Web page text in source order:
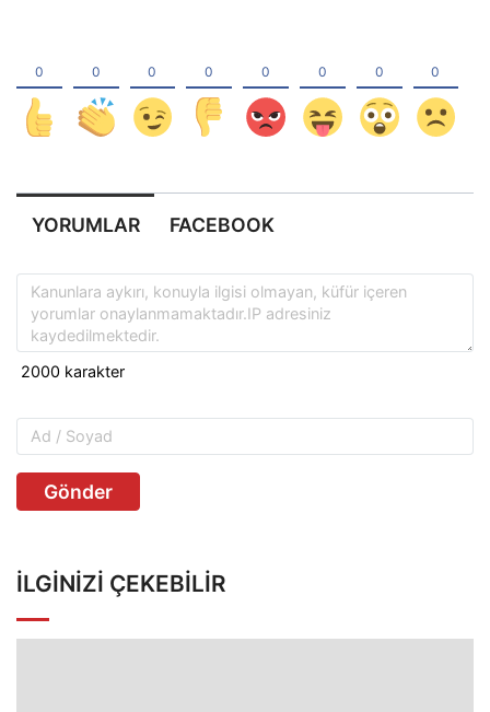
YORUMLAR FACEBOOK
Gönder
İLGINIZI ÇEKEBILIR